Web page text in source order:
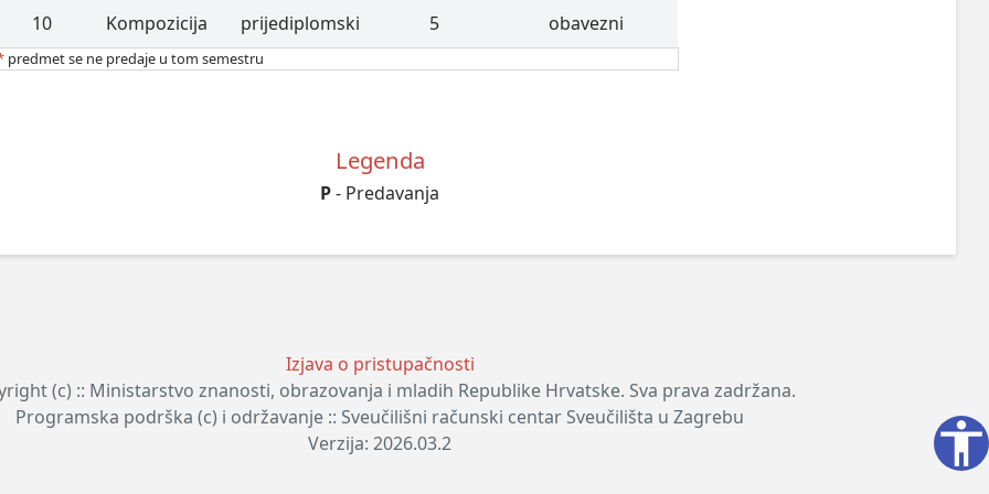
10 Kompozicija prijediplomski 5 obavezni
predmet se ne predaje u tom semestru
Legenda
P- Predavanja
Izjava o pristupačnosti
(c) :: Ministarstvo znanosti, obrazovanja i mladih Republike Hrvatske. Sva prava zadržana.
Programska podrška (c) i održavanje :: Sveučilišni računski centar Sveučilišta u Zagrebu
Verzija: 2026.03.2
accessibility